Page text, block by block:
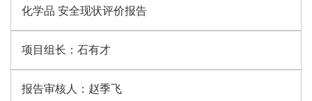
化学品 安全现状评价报告
项目组长： 石有才
报告审核人： 赵季飞